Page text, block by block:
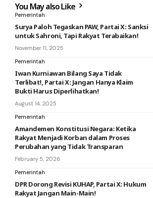
You May also Like
Pemerintah
Surya Paloh Tegaskan PAW, Partai X: Sanksi
untuk Sahroni, Tapi Rakyat Terabaikan!
November 11, 2025
Pemerintah
Iwan Kurniawan Bilang Saya Tidak
Terlibat!, Partai X: Jangan Hanya Klaim
Bukti Harus Diperlihatkan!
August 14, 2025
Pemerintah
Amandemen Konstitusi Negara: Ketika
Rakyat Menjadi Korban dalam Proses
Perubahan yang Tidak Transparan
February 5, 2026
Pemerintah
DPR Dorong Revisi KUHAP, Partai X: Hukum
Rakyat Jangan Main-Main!